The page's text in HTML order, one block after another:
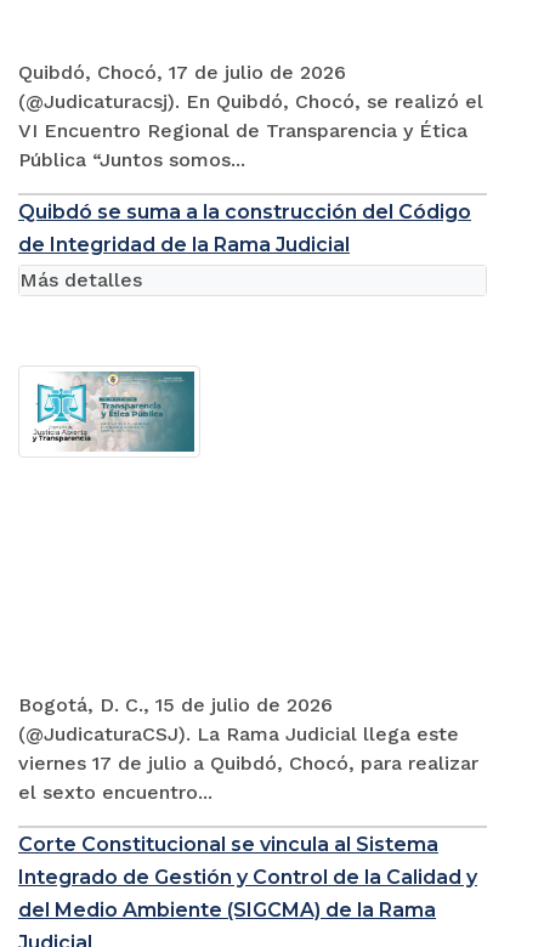
Quibdó, Chocó, 17 de julio de 2026
(@Judicaturacsj). En Quibdó, Chocó, se realizó el
VI Encuentro Regional de Transparencia y Ética
Pública “Juntos somos...
Quibdó se suma a la construcción del Código
de Integridad de la Rama Judicial
Bogotá, D. C., 15 de julio de 2026
(@JudicaturaCSJ). La Rama Judicial llega este
viernes 17 de julio a Quibdó, Chocó, para realizar
el sexto encuentro...
Más detalles
Corte Constitucional se vincula al Sistema
Integrado de Gestión y Control de la Calidad y
del Medio Ambiente (SIGCMA) de la Rama